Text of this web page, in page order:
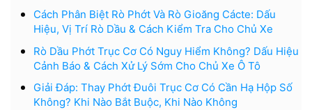
Cách Phân Biệt Rò Phớt Và Rò Gioăng Cácte: Dấu
Hiệu, Vị Trí Rò Dầu & Cách Kiểm Tra Cho Chủ Xe
Rò Dầu Phớt Trục Cơ Có Nguy Hiểm Không? Dấu Hiệu
Cảnh Báo & Cách Xử Lý Sớm Cho Chủ Xe Ô Tô
Giải Đáp: Thay Phớt Đuôi Trục Cơ Có Cần Hạ Hộp Số
Không? Khi Nào Bắt Buộc, Khi Nào Không